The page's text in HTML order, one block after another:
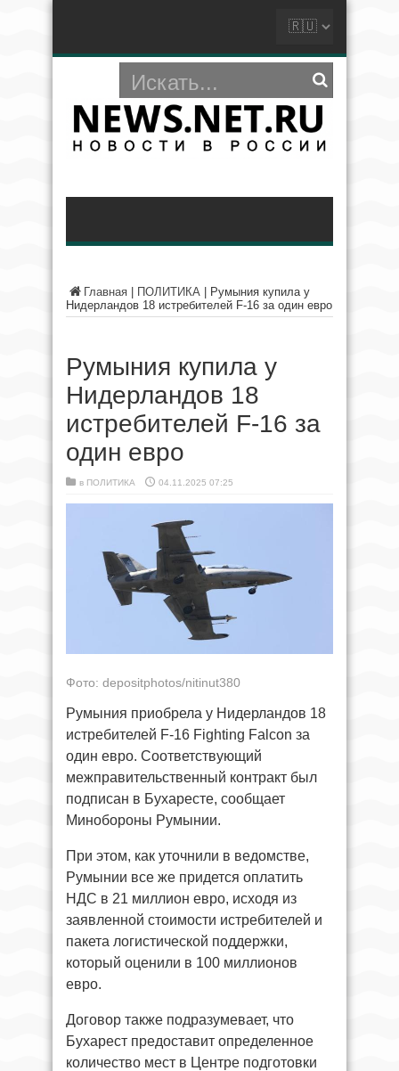
Главная ПОЛИТИКА
Румыния купила у
Нидерландов 18 истребителей F-16 за один евро
Румыния купила у
Нидерландов 18
истребителей F-16 за
один евро
в ПОЛИТИКА 04.11.2025 07:25
Фото: depositphotos/nitinut380
Румыния приобрела у Нидерландов 18
истребителей F-16 Fighting Falcon за
один евро. Соответствующий
межправительственный контракт был
подписан в Бухаресте, сообщает
Минобороны Румынии.
При этом, как уточнили в ведомстве,
Румынии все же придется оплатить
НДС в 21 миллион евро, исходя из
заявленной стоимости истребителей и
пакета логистической поддержки,
который оценили в 100 миллионов
евро.
Договор также подразумевает, что
Бухарест предоставит определенное
количество мест в Центре подготовки